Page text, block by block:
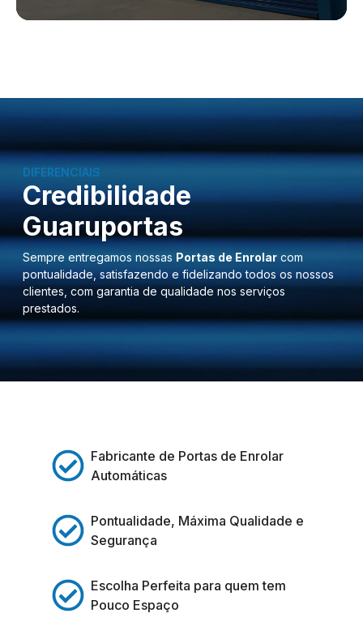
DIFERENCIAIS
Credibilidade
Guaruportas
Sempre entregamos nossas Portas de Enrolar com
pontualidade, satisfazendo e fidelizando todos os nossos
clientes, com garantia de qualidade nos serviços
prestados.
Fabricante de Portas de Enrolar
Automáticas
Pontualidade, Máxima Qualidade e
Segurança
Escolha Perfeita para quem tem
Pouco Espaço